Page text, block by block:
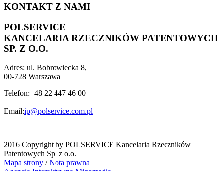
KONTAKT Z NAMI
POLSERVICE
KANCELARIA RZECZNIKÓW PATENTOWYCH
SP. Z O.O.
Adres: ul. Bobrowiecka 8,
00-728 Warszawa
Telefon:+48 22 447 46 00
Email:ip@polservice.com.pl
2016 Copyright by POLSERVICE Kancelaria Rzeczników
Patentowych Sp. z o.o.
Mapa strony /Nota prawna